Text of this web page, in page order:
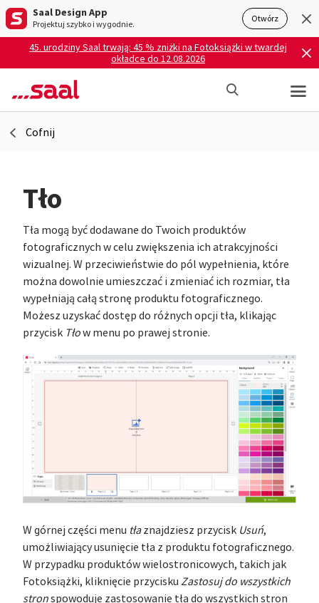
Saal Design App
Projektuj szybko i wygodnie. Otwórz
45. urodziny Saal trwają: 45 % zniżki na Fotoksiążki w twardej
okładce do 12.08.2026
Cofnij
Tło
Tła mogą być dodawane do Twoich produktów
fotograficznych w celu zwiększenia ich atrakcyjności
wizualnej. W przeciwieństwie do pól wypełnienia, które
można dowolnie umieszczać i zmieniać ich rozmiar, tła
wypełniają całą stronę produktu fotograficznego.
Możesz uzyskać dostęp do różnych opcji tła, klikając
przycisk Tłow menu po prawej stronie.
W górnej części menu tłaznajdziesz przycisk Usuń,
umożliwiający usunięcie tła z produktu fotograficznego.
W przypadku produktów wielostronicowych, takich jak
Fotoksiążki, kliknięcie przycisku Zastosuj do wszystkich
stronspowoduje zastosowanie tła do wszystkich stron